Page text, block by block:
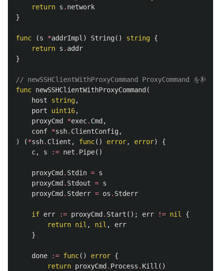
return s . network
}
func (s *addrImpl) String() string {
return s . addr
}
// newSSHClientWithProxyCommand ProxyCommand を利
func newSSHClientWithProxyCommand (
host
string,
port
uint16,
proxyCmd
*exec. Cmd ,
conf *ssh. ClientConfig,
)
(*ssh. Client , func() error, error)
{
c, s := net . Pipe()
proxyCmd . Stdin = s
proxyCmd . Stdout = s
proxyCmd . Stderr = os . Stderr
if err := proxyCmd . Start (); err != nil
{
return nil , nil ,
err
}
done := func() error {
return proxyCmd . Process . Kill ()